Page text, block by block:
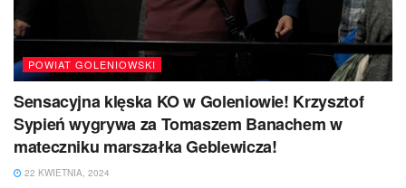
POWIAT GOLENIOWSKI
Sensacyjna klęska KO w Goleniowie! Krzysztof
Sypień wygrywa za Tomaszem Banachem w
mateczniku marszałka Geblewicza!
22 KWIETNIA, 2024